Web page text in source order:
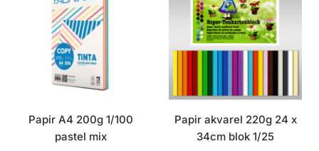
Papir A4 200g 1/100
pastel mix
Papir akvarel 220g 24 x
34cm blok 1/25